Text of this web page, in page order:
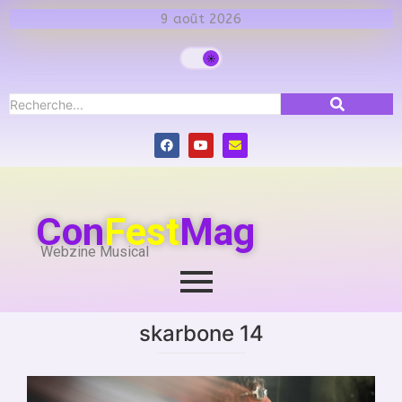
9 août 2026
ConFestMag
Webzine Musical
skarbone 14